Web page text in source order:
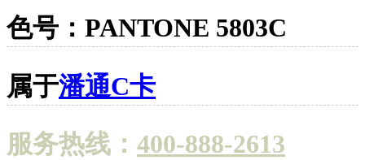
色号：PANTONE 5803C
属于潘通C卡
服务热线： 400-888-2613